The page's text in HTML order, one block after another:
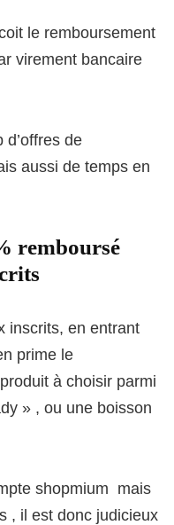
le remboursement
virement bancaire
de
aussi de temps en
remboursé
inscrits, en entrant
prime le
à choisir parmi
» , ou une boisson
shopmium mais
, il est donc judicieux